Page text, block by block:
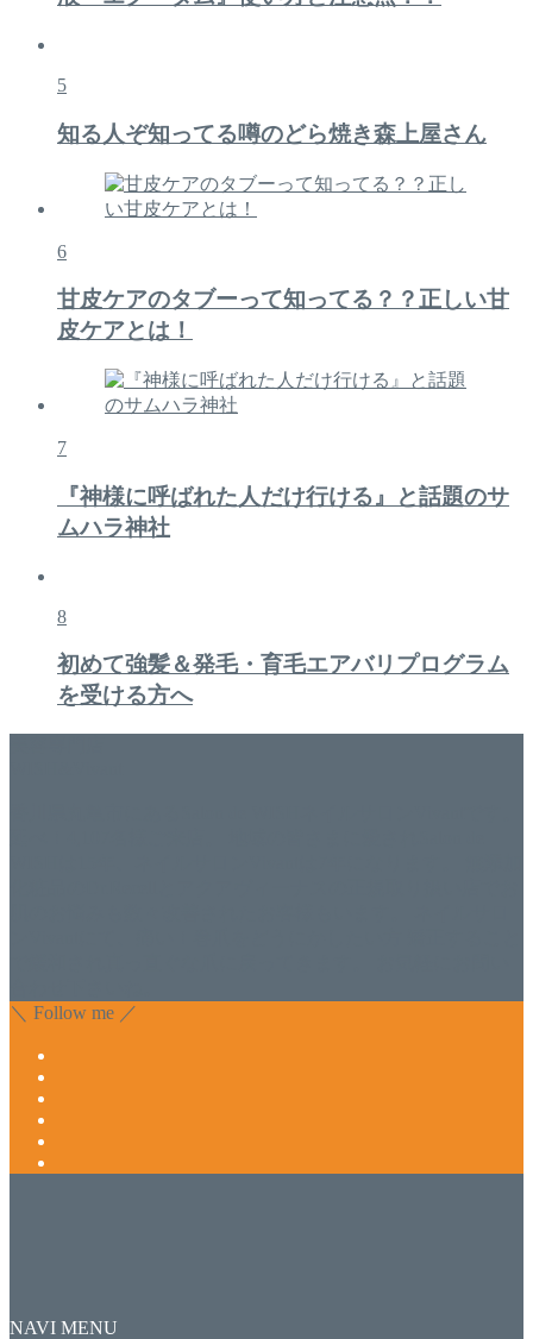
5
知る人ぞ知ってる噂のどら焼き森上屋さん
6
甘皮ケアのタブーって知ってる？？正しい甘
皮ケアとは！
7
『神様に呼ばれた人だけ行ける』と話題のサ
ムハラ神社
8
初めて強髪＆発毛・育毛エアバリプログラム
を受ける方へ
＼ Follow me ／
NAVI MENU